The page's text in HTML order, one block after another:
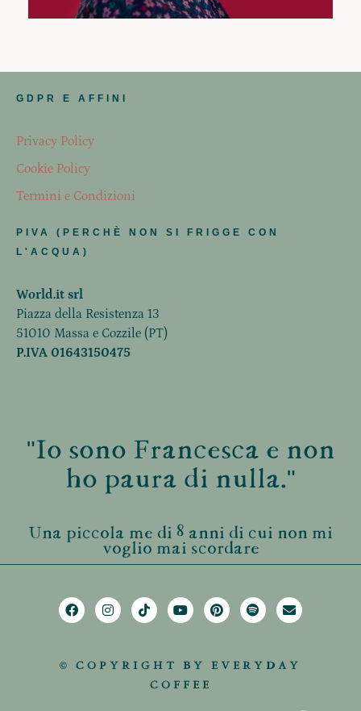
GDPR E AFFINI
Privacy Policy
Cookie Policy
Termini e Condizioni
PIVA (PERCHÈ NON SI FRIGGE CON
L'ACQUA)
World.it srl
Piazza della Resistenza 13
51010 Massa e Cozzile (PT)
P.IVA 01643150475
"Io sono Francesca e non
ho paura di nulla."
Una piccola me di 8 anni di cui non mi
voglio mai scordare
© COPYRIGHT BY EVERYDAY
COFFEE